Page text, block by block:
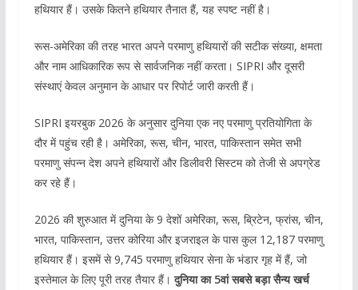
हथियार हैं। उसके कितने हथियार तैनात हैं, यह स्पष्ट नहीं है।
रूस-अमेरिका की तरह भारत अपने परमाणु हथियारों की सटीक संख्या, क्षमता
और नाम आधिकारिक रूप से सार्वजनिक नहीं करता। SIPRI और दूसरी
संस्थाएं केवल अनुमान के आधार पर रिपोर्ट जारी करती हैं।
SIPRI इयरबुक 2026 के अनुसार दुनिया एक नए परमाणु प्रतियोगिता के
दौर में पहुंच रही है। अमेरिका, रूस, चीन, भारत, पाकिस्तान समेत सभी
परमाणु संपन्न देश अपने हथियारों और डिलीवरी सिस्टम को तेजी से अपग्रेड
कर रहे हैं।
2026 की शुरुआत में दुनिया के 9 देशों अमेरिका, रूस, ब्रिटेन, फ्रांस, चीन,
भारत, पाकिस्तान, उत्तर कोरिया और इजराइल के पास कुल 12,187 परमाणु
हथियार हैं। इसमें से 9,745 परमाणु हथियार सेना के भंडार गृह में हैं, जो
इस्तेमाल के लिए पूरी तरह तैयार हैं।दुनिया का 5वां सबसे बड़ा सैन्य खर्च